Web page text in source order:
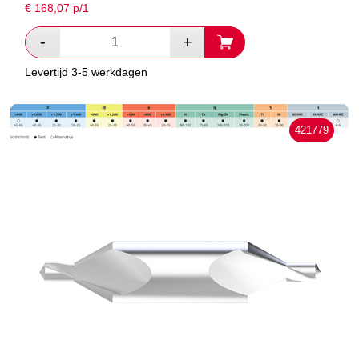
€ 168,07 p/1
Levertijd 3-5 werkdagen
421779